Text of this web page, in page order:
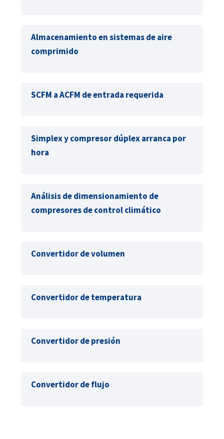
Almacenamiento en sistemas de aire
comprimido
SCFM a ACFM de entrada requerida
Simplex y compresor dúplex arranca por
hora
Análisis de dimensionamiento de
compresores de control climático
Convertidor de volumen
Convertidor de temperatura
Convertidor de presión
Convertidor de flujo